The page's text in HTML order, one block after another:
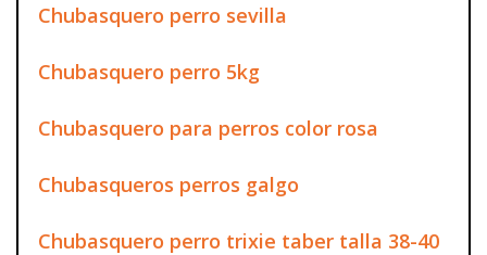
Chubasquero perro sevilla
Chubasquero perro 5kg
Chubasquero para perros color rosa
Chubasqueros perros galgo
Chubasquero perro trixie taber talla 38-40